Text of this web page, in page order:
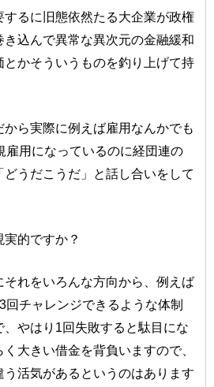
るに旧態依然たる大企業が政権
き込んで異常な異次元の金融緩和
とかそういうものを釣り上げて持
ら実際に例えば雇用なんかでも
雇用になっているのに経団連の
どうだこうだ」と話し合いをして
的ですか？
れをいろんな方向から、例えば
回チャレンジできるような体制
やはり1回失敗すると駄目にな
大きい借金を背負いますので、
活気があるというのはあります